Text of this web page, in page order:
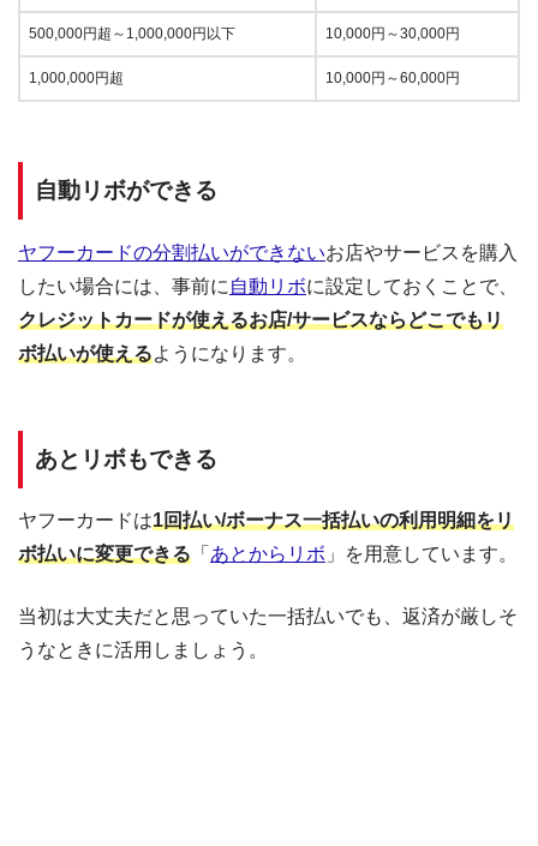
500,000円超～1,000,000円以下 10,000円～30,000円
1,000,000円超 10,000円～60,000円
自動リボができる
ヤフーカードの分割払いができないお店やサービスを購入
したい場合には、事前に 自動リボに設定しておくことで、
クレジットカードが使えるお店/サービスならどこでもリ
ボ払いが使えるようになります。
あとリボもできる
ヤフーカードは1回払い/ボーナス一括払いの利用明細をリ
ボ払いに変更できる 「 あとからリボ 」を用意しています。
当初は大丈夫だと思っていた一括払いでも、返済が厳しそ
うなときに活用しましょう。